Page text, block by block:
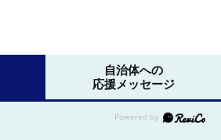
自治体への
応援メッセージ